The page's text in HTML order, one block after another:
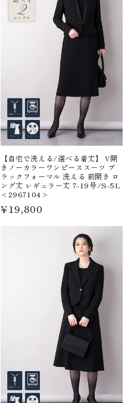
【自宅で洗える/選べる着丈】 V開
きノーカラーワンピーススーツ ブ
ラックフォーマル 洗える 前開き ロ
ング丈 レギュラー丈 7-19号/S-5L
<2967104>
通
¥19,800